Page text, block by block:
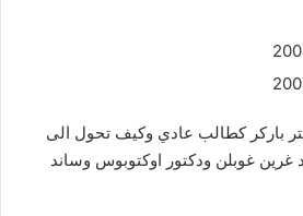
بيتر باركر كطالب عادي وكيف تحول الى
غوبلن ودكتور اوكتوبوس وساند